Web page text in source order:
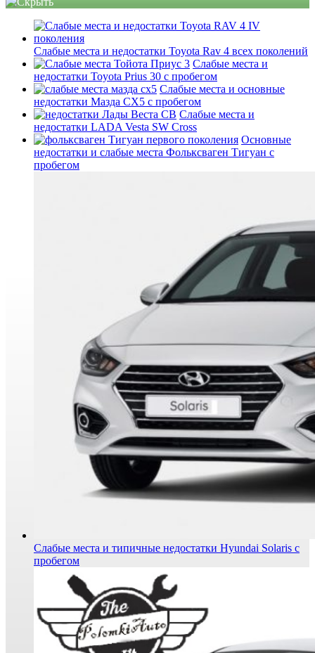
Слабые места и недостатки Toyota Rav 4 всех поколений
Слабые места и
недостатки Toyota Prius 30 с пробегом
Слабые места и основные
недостатки Мазда СХ5 с пробегом
Слабые места и
недостатки LADA Vesta SW Cross
Основные
недостатки и слабые места Фольксваген Тигуан с
пробегом
Слабые места и типичные недостатки Hyundai Solaris с
пробегом